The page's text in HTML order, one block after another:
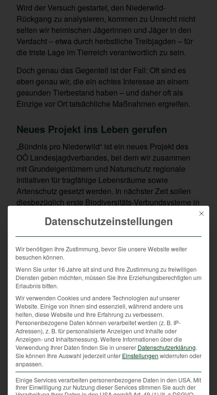
Wird der Versuch gestartet, den Niederwild-
Rückgang zu analysieren, kommen zu Unrecht nicht
selten wir heimischen Jägerinnen und Jäger in den
Verdacht – etwa durch herbstliche Treibjagden – für
die triste Lage im Tierreich verantwortlich zu sein.
Doch genau das Gegenteil ist der Fall: Oft sind es
eben genau wir, die ein echtes Interesse an einem
gesunden Tierbestand haben – und daher oft als
Einzige vor Ort tatsächliche Maßnahmen ergreifen.
Neues Projekt ins Leben gerufen
„Bündnis pro Niederwild“ ist ein neues Projekt des
OÖ Landesjagdverbandes, bei dem wir zusammen
mit Grundeigentümern und Naturschutz regionale
Initiativen für tragfähige Lebensräume sowie
Artenschutz gesetzt werden. In nächster Zeit sollen
diesbezüglich erste Biodiversitäts-Verbundsysteme in
Vision ist es, dieses Netz auf ganz Oberösterreich
auszudehnen, natürlich immer in Anpassung an die
regionalen Gegebenheiten und mit entsprechender
Beratung vor Ort.
Überhaupt sind Jägerinnen und Jäger Pioniere der
Diversität. Wir leisten enorm viel, um die Biotope
gemeinsam mit den Landwirten zu verbessern – für
das Wild, aber auch für unzählige nicht jagdbare
Tiere, von Insekten bis zu Singvögeln.
Heckenpflanzungen zum Beispiel haben wir Jäger
schon vor Jahrzehnten durchgeführt, zu einer Zeit, als
sich sonst noch kaum jemand um dieses Thema
angenommen hat. Klar muss aber sein, dass wir
diese Herausforderungen nicht allein, sondern nur
gesamtgesellschaftlich stemmen können.
Mit
Datenschutzeinstellungen
Wir benötigen Ihre Zustimmung, bevor Sie unsere Website weiter
besuchen können.
Wenn Sie unter 16 Jahre alt sind und Ihre Zustimmung zu freiwilligen
Diensten geben möchten, müssen Sie Ihre Erziehungsberechtigten um
Erlaubnis bitten.
Wir verwenden Cookies und andere Technologien auf unserer
Website. Einige von ihnen sind essenziell, während andere uns
helfen, diese Website und Ihre Erfahrung zu verbessern.
Personenbezogene Daten können verarbeitet werden (z. B. IP-
Adressen), z. B. für personalisierte Anzeigen und Inhalte oder
Anzeigen- und Inhaltsmessung. Weitere Informationen über die
Verwendung Ihrer Daten finden Sie in unserer Datenschutzerklärung.
Sie können Ihre Auswahl jederzeit unter Einstellungen widerrufen oder
anpassen.
Einige Services verarbeiten personenbezogene Daten in den USA. Mit
Ihrer Einwilligung zur Nutzung dieser Services stimmen Sie auch der